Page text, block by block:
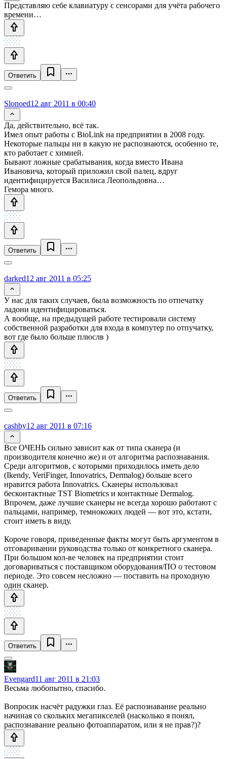
Представляю себе клавиатуру с сенсорами для учёта рабочего
времени…
Ответить
Slonoed12 авг 2011 в 00:40
Да, действительно, всё так.
Имел опыт работы с BioLink на предприятии в 2008 году.
Некоторые пальцы ни в какую не распознаются, особенно те,
кто работает с химией.
Бывают ложные срабатывания, когда вместо Ивана
Ивановича, который приложил свой палец, вдруг
идентифицируется Василиса Леопольдовна…
Гемора много.
Ответить
darked12 авг 2011 в 05:25
У нас для таких случаев, была возможность по отпечатку
ладони идентифицироваться.
А вообще, на предыдущей работе тестировали систему
собственной разработки для входа в компутер по отпучатку,
вот где было больше плюслв )
Ответить
cashby12 авг 2011 в 07:16
Все ОЧЕНЬ сильно зависит как от типа сканера (и
производителя конечно же) и от алгоритма распознавания.
Среди алгоритмов, с которыми приходилось иметь дело
(Ikendy, VeriFinger, Innovatrics, Dermalog) больше всего
нравится работа Innovatrics. Сканеры использовал
бесконтактные TST Biometrics и контактные Dermalog.
Впрочем, даже лучшие сканеры не всегда хорошо работают с
пальцами, например, темнокожих людей — вот это, кстати,
стоит иметь в виду.
Короче говоря, приведенные факты могут быть аргументом в
отговаривании руководства только от конкретного сканера.
При большом кол-ве человек на предприятии стоит
договариваться с поставщиком оборудования/ПО о тестовом
периоде. Это совсем несложно — поставить на проходную
один сканер.
Ответить
Evengard11 авг 2011 в 21:03
Весьма любопытно, спасибо.
Вопросик насчёт радужки глаз. Её распознавание реально
начиная со скольких мегапикселей (насколько я понял,
распознавание реально фотоаппаратом, или я не прав?)?